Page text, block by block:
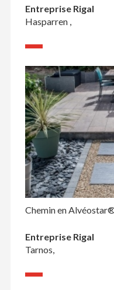
Entreprise Rigal
Hasparren ,
Chemin en
Entreprise Rigal
Tarnos,